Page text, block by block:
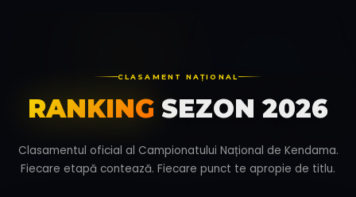
CLASAMENT NAȚIONAL
RANKING SEZON 2026
Clasamentul oficial al Campionatului Național de Kendama.
Fiecare etapă contează. Fiecare punct te apropie de titlu.